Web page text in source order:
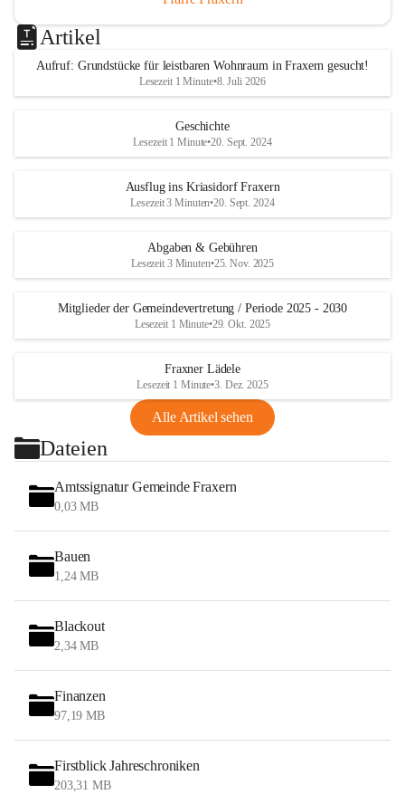
Artikel
Aufruf: Grundstücke für leistbaren Wohnraum in Fraxern gesucht!
Lesezeit 1 Minute•8. Juli 2026
Geschichte
Lesezeit 1 Minute•20. Sept. 2024
Ausflug ins Kriasidorf Fraxern
Lesezeit 3 Minuten•20. Sept. 2024
Abgaben & Gebühren
Lesezeit 3 Minuten•25. Nov. 2025
Mitglieder der Gemeindevertretung / Periode 2025 - 2030
Lesezeit 1 Minute•29. Okt. 2025
Fraxner Lädele
Lesezeit 1 Minute•3. Dez. 2025
Alle Artikel sehen
Dateien
Amtssignatur Gemeinde Fraxern
0,03 MB
Bauen
1,24 MB
Blackout
2,34 MB
Finanzen
97,19 MB
Firstblick Jahreschroniken
203,31 MB